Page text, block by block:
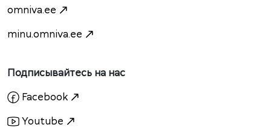
omniva.ee
minu.omniva.ee
Подписывайтесь на нас
Facebook
Youtube